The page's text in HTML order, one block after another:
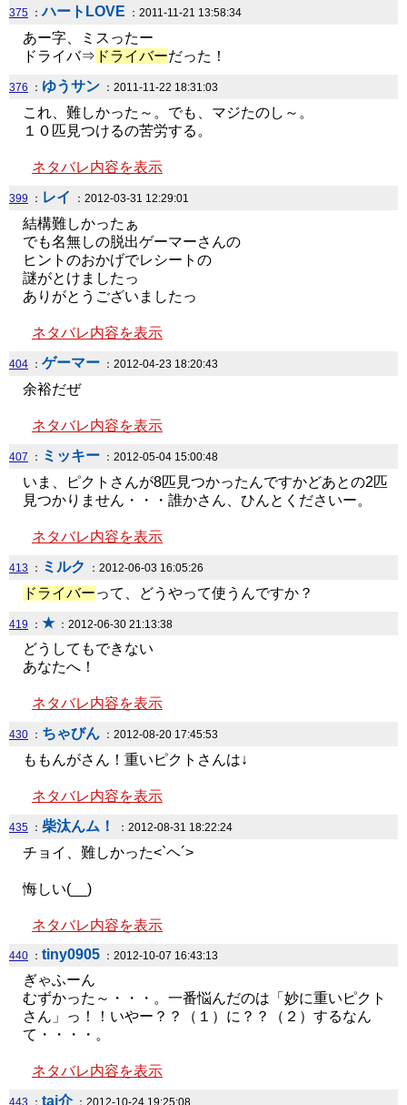
375 ：ハートLOVE ：2011-11-21 13:58:34
あー字、ミスったー
ドライバ⇒ ドライバーだった！
376 ： ゆうサン ：2011-11-22 18:31:03
これ、難しかった～。でも、マジたのし～。
１０匹見つけるの苦労する。
ネタバレ内容を表示
399 ： レイ ：2012-03-31 12:29:01
結構難しかったぁ
でも名無しの脱出ゲーマーさんの
ヒントのおかげでレシートの
謎がとけましたっ
ありがとうございましたっ
ネタバレ内容を表示
404 ： ゲーマー ：2012-04-23 18:20:43
余裕だぜ
ネタバレ内容を表示
407 ： ミッキー ：2012-05-04 15:00:48
いま、ピクトさんが8匹見つかったんですかどあとの2匹
見つかりません・・・誰かさん、ひんとくださいー。
ネタバレ内容を表示
413 ： ミルク ：2012-06-03 16:05:26
ドライバーって、どうやって使うんですか？
419 ： ★：2012-06-30 21:13:38
どうしてもできない
あなたへ！
ネタバレ内容を表示
430 ： ちゃびん ：2012-08-20 17:45:53
ももんがさん！重いピクトさんは↓
ネタバレ内容を表示
435 ： 柴汰んム！ ：2012-08-31 18:22:24
チョイ、難しかった<`ヘ´>
悔しい(__)
ネタバレ内容を表示
440 ： tiny0905 ：2012-10-07 16:43:13
ぎゃふーん
むずかった～・・・。一番悩んだのは「妙に重いピクト
さん」っ！！いやー？？（１）に？？（２）するなん
て・・・・。
ネタバレ内容を表示
443 ： tai介：2012-10-24 19:25:08